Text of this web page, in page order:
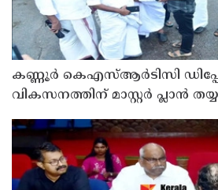
കണ്ണൂർ കെഎസ്ആർടിസി
വികസനത്തിന് മാസ്റ്റർ പ്ലാൻ